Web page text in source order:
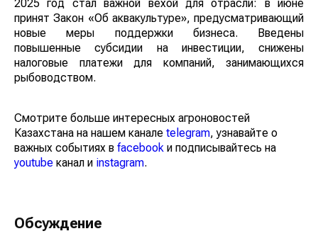
2025 год стал важной вехой для отрасли: в июне
принят Закон «Об аквакультуре», предусматривающий
новые меры поддержки бизнеса. Введены
повышенные субсидии на инвестиции, снижены
налоговые платежи для компаний, занимающихся
рыбоводством.
Смотрите больше интересных агроновостей
Казахстана на нашем канале telegram, узнавайте о
важных событиях в facebook и подписывайтесь на
youtube канал и instagram.
Обсуждение